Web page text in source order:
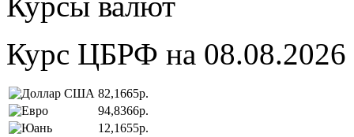
Курс ЦБРФ на 08.08.2026
82,1665р.
94,8366р.
12,1655р.